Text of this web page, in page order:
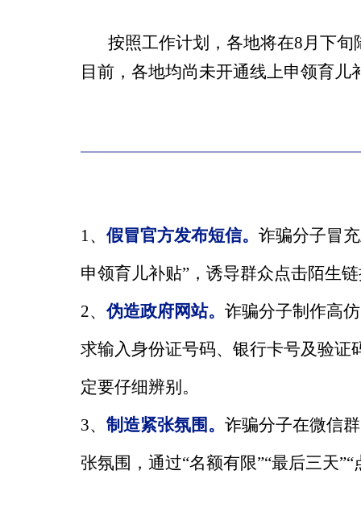
按照工作计划，各地将在8月下
目前，各地均尚未开通线上申领育儿
1、 假冒官方发布短信。 诈骗分子冒
申领育儿补贴”，诱导群众点击陌生
2、伪造政府网站。 诈骗分子制作高
求输入身份证号码、银行卡号及验
定要仔细辨别。
3、 制造紧张氛围。 诈骗分子在微信
张氛围，通过“名额有限”“最后三天